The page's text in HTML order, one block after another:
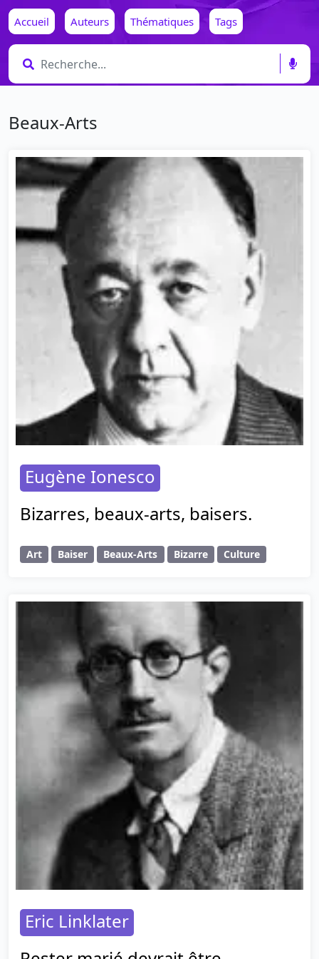
Accueil Auteurs Thématiques Tags
Beaux-Arts
Eugène Ionesco
Bizarres, beaux-arts, baisers.
Art Baiser Beaux-Arts Bizarre Culture
Eric Linklater